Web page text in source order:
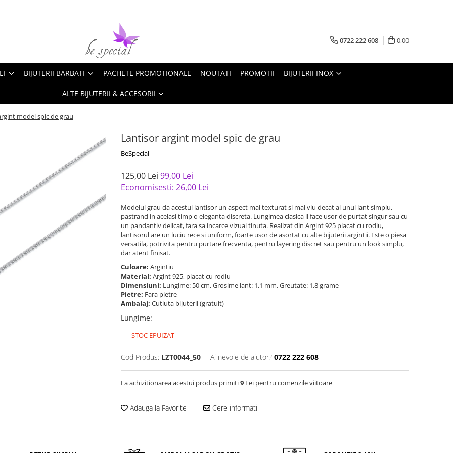
0722 222 608 0,00
BIJUTERII BARBATI PACHETE PROMOTIONALE NOUTATI PROMOTII BIJUTERII INOX
ALTE BIJUTERII & ACCESORII
model spic de grau
Lantisor argint model spic de grau
BeSpecial
125,00 Lei99,00 Lei
Economisesti: 26,00 Lei
Modelul grau da acestui lantisor un aspect mai texturat si mai viu decat al unui lant simplu,
pastrand in acelasi timp o eleganta discreta. Lungimea clasica il face usor de purtat singur sau cu
un pandantiv delicat, fara sa incarce vizual tinuta. Realizat din Argint 925 placat cu rodiu,
lantisorul are un luciu rece si uniform, foarte usor de asortat cu alte bijuterii argintii. Este o piesa
versatila, potrivita pentru purtare frecventa, pentru layering discret sau pentru un look simplu,
dar atent finisat.
Culoare: Argintiu
Material: Argint 925, placat cu rodiu
Dimensiuni: Lungime: 50 cm, Grosime lant: 1,1 mm, Greutate: 1,8 grame
Pietre: Fara pietre
Ambalaj: Cutiuta bijuterii (gratuit)
Lungime:
STOC EPUIZAT
Cod Produs: LZT0044_50 Ai nevoie de ajutor? 0722 222 608
La achizitionarea acestui produs primiti9 Lei pentru comenzile viitoare
Adauga la Favorite Cere informatii